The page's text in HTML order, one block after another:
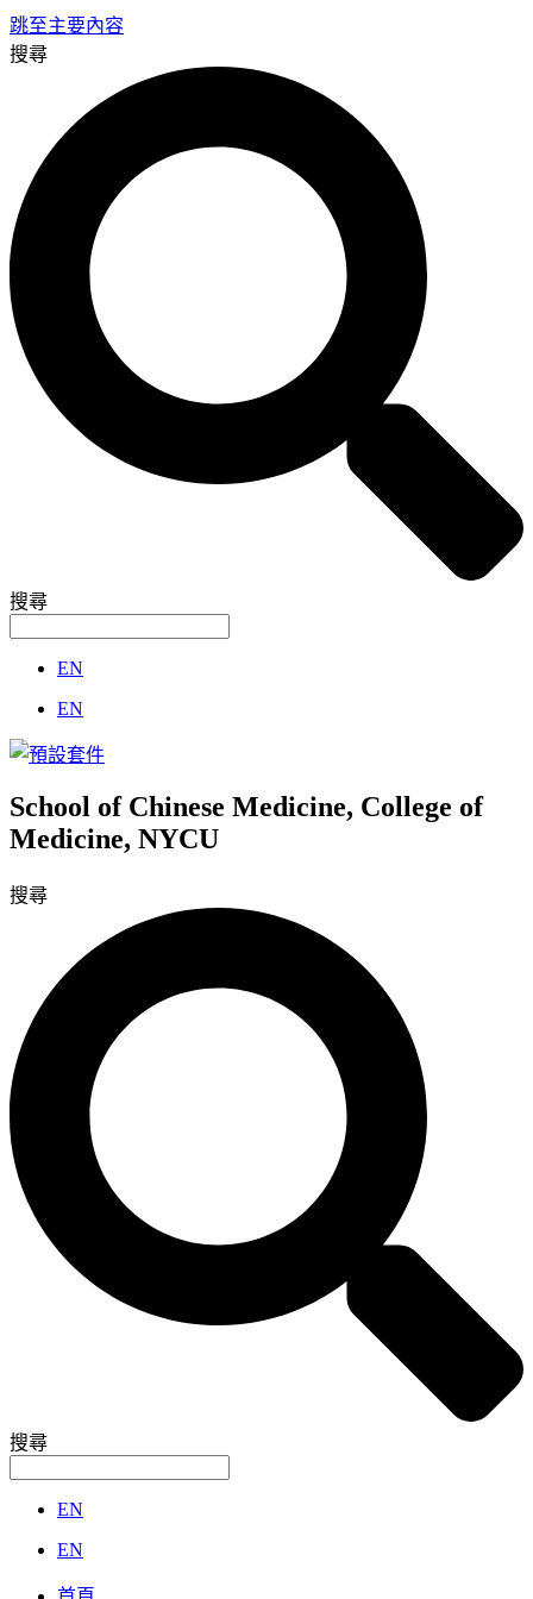
跳至主要內容
搜尋
搜尋
EN
EN
School of Chinese Medicine, College of
Medicine, NYCU
搜尋
搜尋
EN
EN